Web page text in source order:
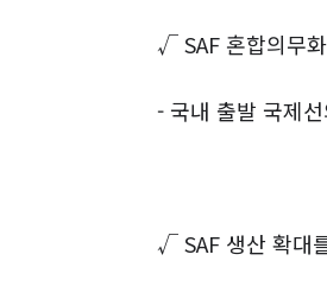
√SAF 혼합의무
- 국내 출발 국제
√SAF 생산 확대